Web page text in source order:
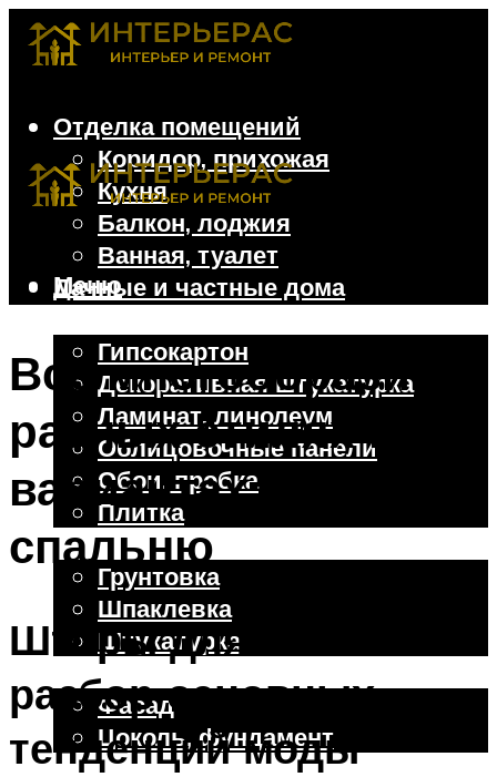
Отделка помещений
Коридор, прихожая
Кухня
Балкон, лоджия
Ванная, туалет
Дачные и частные дома
Гипсокартон
Декоративная штукатурка
Ламинат, линолеум
Облицовочные панели
Обои, пробка
Плитка
Отделочные работы
Грунтовка
Шпаклевка
Штукатурка
Внешняя отделка
Фасад
Цоколь, фундамент
Меню
Все многообразие в
разных стилях и
вариантах: шторы в
спальню
Шторы для спальни:
разбор основных
тенденций моды